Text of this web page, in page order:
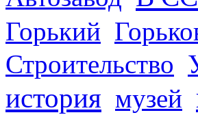
Горький
Строительство
история музей